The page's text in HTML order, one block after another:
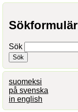
Sökformulär
Sök
suomeksi
på svenska
in english